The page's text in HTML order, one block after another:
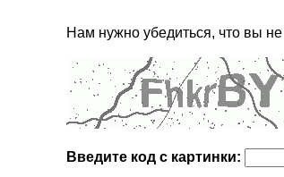
Нам нужно убедиться, что вы
Введите код с картинки: